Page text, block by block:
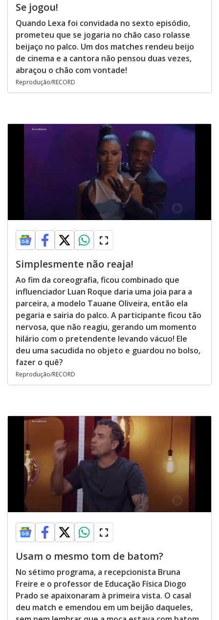
Se jogou!
Quando Lexa foi convidada no sexto episódio,
prometeu que se jogaria no chão caso rolasse
beijaço no palco. Um dos matches rendeu beijo
de cinema e a cantora não pensou duas vezes,
abraçou o chão com vontade!
Reprodução/RECORD
Simplesmente não reaja!
Ao fim da coreografia, ficou combinado que
influenciador Luan Roque daria uma joia para a
parceira, a modelo Tauane Oliveira, então ela
pegaria e sairia do palco. A participante ficou tão
nervosa, que não reagiu, gerando um momento
hilário com o pretendente levando vácuo! Ele
deu uma sacudida no objeto e guardou no bolso,
fazer o quê?
Reprodução/RECORD
Usam o mesmo tom de batom?
No sétimo programa, a recepcionista Bruna
Freire e o professor de Educação Física Diogo
Prado se apaixonaram à primeira vista. O casal
deu match e emendou em um beijão daqueles,